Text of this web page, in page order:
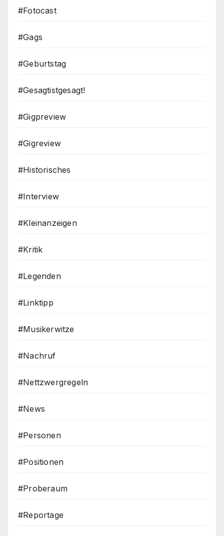
#Fotocast
#Gags
#Geburtstag
#Gesagtistgesagt!
#Gigpreview
#Gigreview
#Historisches
#Interview
#Kleinanzeigen
#Kritik
#Legenden
#Linktipp
#Musikerwitze
#Nachruf
#Nettzwergregeln
#News
#Personen
#Positionen
#Proberaum
#Reportage